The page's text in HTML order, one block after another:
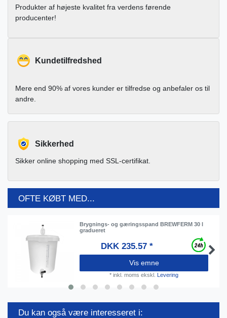
Produkter af højeste kvalitet fra verdens førende
producenter!
Kundetilfredshed
Mere end 90% af vores kunder er tilfredse og anbefaler os til
andre.
Sikkerhed
Sikker online shopping med SSL-certifikat.
OFTE KØBT MED...
Brygnings- og gæringsspand BREWFERM 30 l
gradueret
DKK 235.57 *
Vis emne
* inkl. moms ekskl. Levering
Du kan også være interesseret i: